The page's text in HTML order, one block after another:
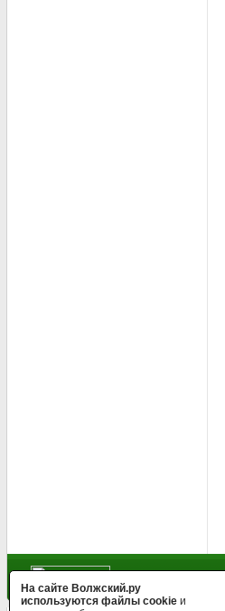
На сайте Волжский.ру
используются файлы cookie и